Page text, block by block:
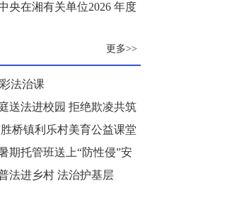
央在湘有关单位2026 年度
更多>>
法治课
送法进校园 拒绝欺凌共筑
桥镇利乐村美育公益课堂
期托管班送上“防性侵”安
法进乡村 法治护基层